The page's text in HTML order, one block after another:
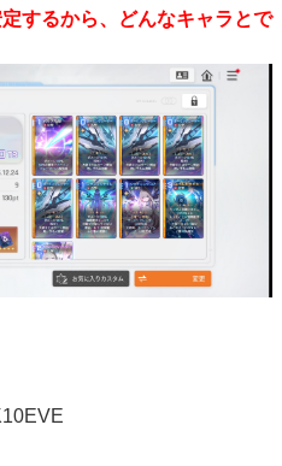
するから、どんなキャラとで